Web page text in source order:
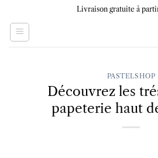
content
Livraison gratuite à
PASTELSHOP
Découvrez les
papeterie haut